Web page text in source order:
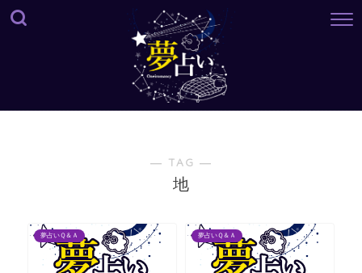
― TAG ―
地
夢占いＱ＆Ａ 夢占いＱ＆Ａ